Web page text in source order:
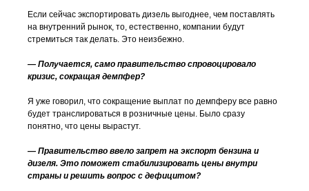
Если сейчас экспортировать дизель выгоднее, чем поставлять
на внутренний рынок, то, естественно, компании будут
стремиться так делать. Это неизбежно.
— Получается, само правительство спровоцировало
кризис, сокращая демпфер?
Я уже говорил, что сокращение выплат по демпферу все равно
будет транслироваться в розничные цены. Было сразу
понятно, что цены вырастут.
— Правительство ввело запрет на экспорт бензина и
дизеля. Это поможет стабилизировать цены внутри
страны и решить вопрос с дефицитом?